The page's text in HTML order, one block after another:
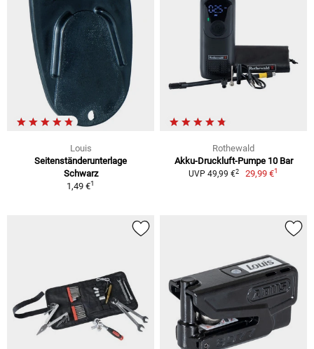
Louis
Seitenständerunterlage
Schwarz
1,49 €1
Rothewald
Akku-Druckluft-Pumpe 10 Bar
UVP 49,99 €2 29,99 €1